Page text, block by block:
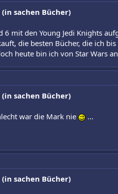
sachen Bücher)
6 mit den Young Jedi Knights
die besten Bücher, die ich
heute bin ich von Star Wars
sachen Bücher)
war die Mark nie ...
sachen Bücher)